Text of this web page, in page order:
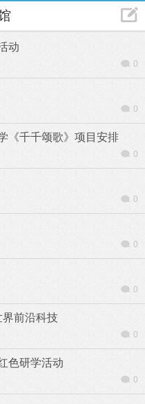
动
0
0
千千颂歌》项目安排
0
0
0
0
前沿科技
0
色研学活动
0